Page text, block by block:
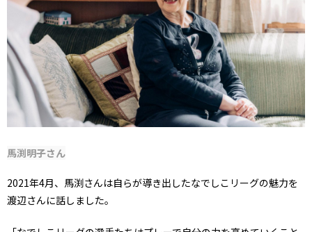
馬渕明子さん
2021年4月、馬渕さんは自らが導き出したなでしこリーグの魅力を
渡辺さんに話しました。